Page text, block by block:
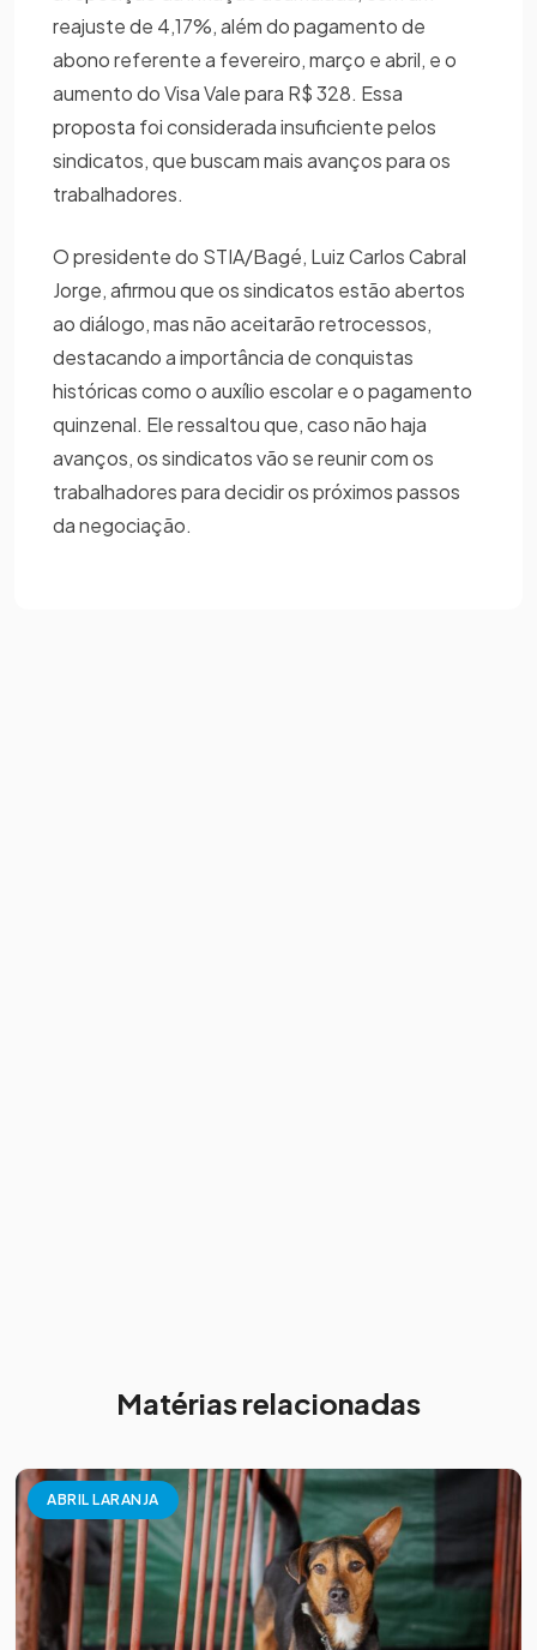
reajuste de 4,17%, além do pagamento de
abono referente a fevereiro, março e abril, e o
aumento do Visa Vale para R$ 328. Essa
proposta foi considerada insuficiente pelos
sindicatos, que buscam mais avanços para os
trabalhadores.
O presidente do STIA/Bagé, Luiz Carlos Cabral
Jorge, afirmou que os sindicatos estão abertos
ao diálogo, mas não aceitarão retrocessos,
destacando a importância de conquistas
históricas como o auxílio escolar e o pagamento
quinzenal. Ele ressaltou que, caso não haja
avanços, os sindicatos vão se reunir com os
trabalhadores para decidir os próximos passos
da negociação.
Matérias relacionadas
ABRIL LARANJA